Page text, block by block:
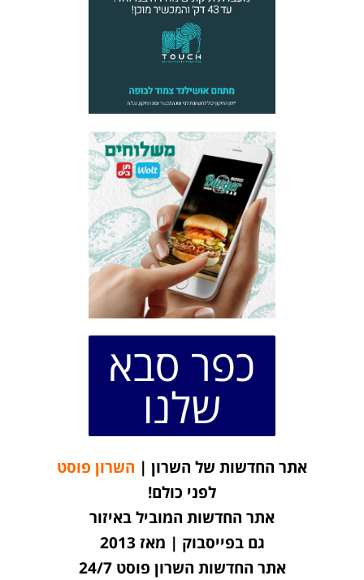
כפר סבא
שלנו
אתר החדשות של השרון | השרון פוסט
לפני כולם!
אתר החדשות המוביל באיזור
גם בפייסבוק | מאז 2013
אתר החדשות השרון פוסט 24/7